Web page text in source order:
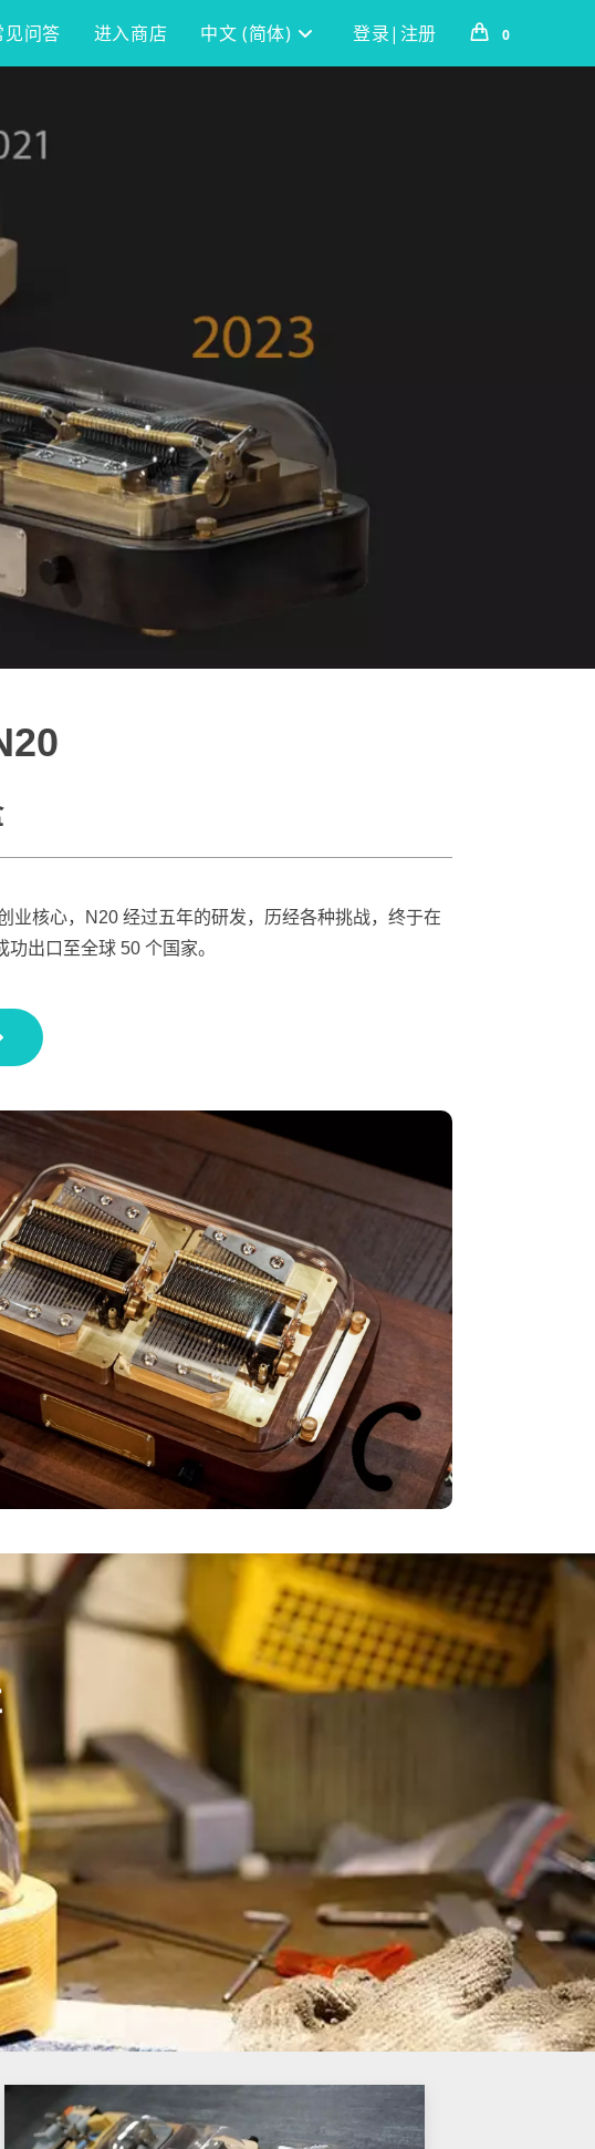
见问答 进入商店 中文 (简体) 登录|注册 0
业核心，N20 经过五年的研发，历经各种挑战，终于在
出口至全球 50 个国家。